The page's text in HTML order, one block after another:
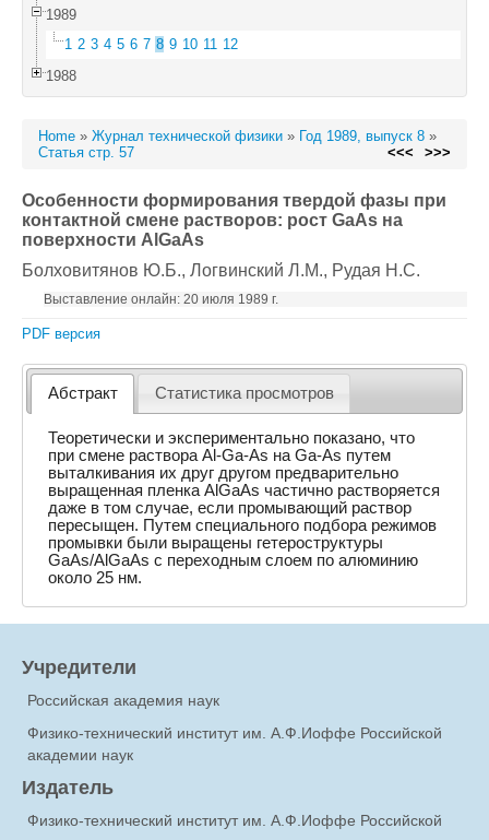
1989
1 2 3 4 5 6 7 8 9 10 11 12
1988
Home » Журнал технической физики » Год 1989, выпуск 8 »
Статья стр. 57
<<< >>>
Особенности формирования твердой фазы при
контактной смене растворов: рост GaAs на
поверхности AlGaAs
Болховитянов Ю.Б., Логвинский Л.М., Рудая Н.С.
Выставление онлайн: 20 июля 1989 г.
PDF версия
Абстракт Статистика просмотров
Теоретически и экспериментально показано, что
при смене раствора Аl-Ga-As на Ga-As путем
выталкивания их друг другом предварительно
выращенная пленка AlGaAs частично растворяется
даже в том случае, если промывающий раствор
пересыщен. Путем специального подбора режимов
промывки были выращены гетероструктуры
GaAs/AlGaAs с переходным слоем по алюминию
около 25 нм.
Учредители
Российская академия наук
Физико-технический институт им. А.Ф.Иоффе Российской
академии наук
Издатель
Физико-технический институт им. А.Ф.Иоффе Российской